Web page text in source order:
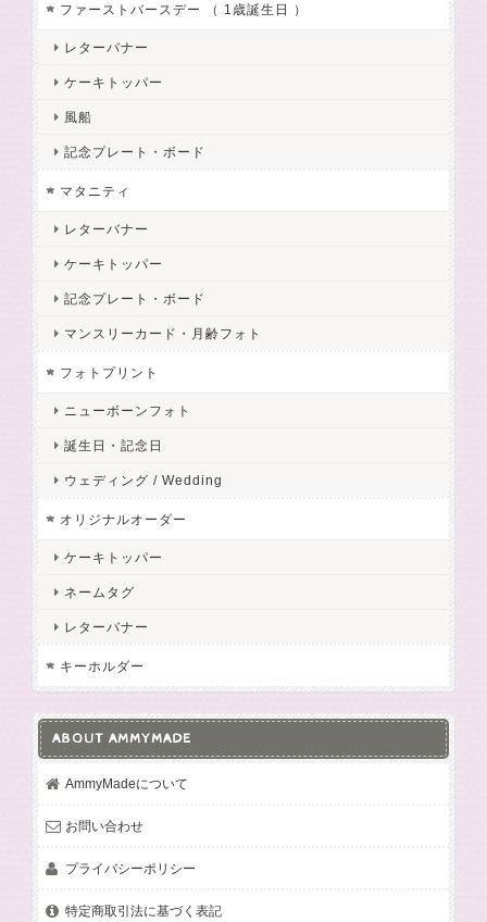
ファーストバースデー （ 1歳誕生日 ）
レターバナー
ケーキトッパー
風船
記念プレート・ボード
マタニティ
レターバナー
ケーキトッパー
記念プレート・ボード
マンスリーカード・月齢フォト
フォトプリント
ニューボーンフォト
誕生日・記念日
ウェディング / Wedding
オリジナルオーダー
ケーキトッパー
ネームタグ
レターバナー
キーホルダー
ABOUT AMMYMADE
AmmyMadeについて
お問い合わせ
プライバシーポリシー
特定商取引法に基づく表記